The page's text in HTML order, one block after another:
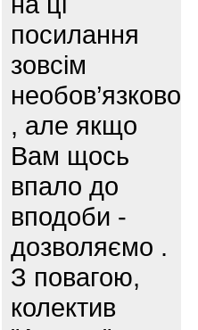
посилання
зовсім
необов’язково
, але якщо
Вам щось
впало до
вподоби -
дозволяємо .
З повагою,
колектив